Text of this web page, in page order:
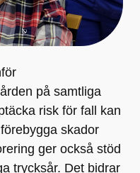
på samtliga
risk för fall kan
skador
ger också stöd
trycksår. Det bidrar